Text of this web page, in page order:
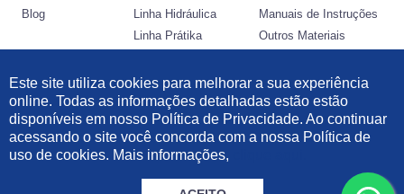
Blog
Linha Hidráulica
Linha Prátika
Manuais de Instruções
Outros Materiais
Desenvolvido por:
Informações Legais Política de Privacidade
© 2021 Marcon Indústria Metalúrgica Ltda | 57.211.997/0001-46. Todos os
Este site utiliza cookies para melhorar a sua experiência
online. Todas as informações detalhadas estão estão
disponíveis em nosso Política de Privacidade. Ao continuar
acessando o site você concorda com a nossa Política de
uso de cookies. Mais informações,